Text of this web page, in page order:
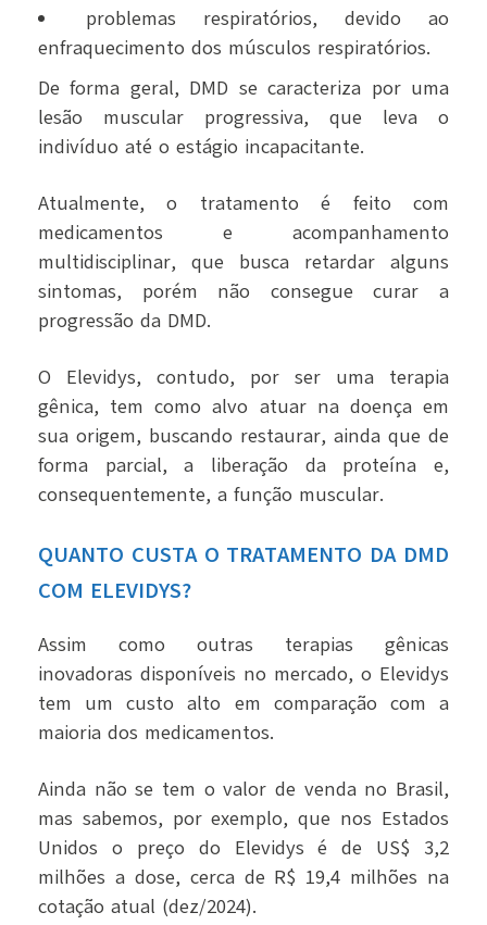
problemas respiratórios, devido ao
enfraquecimento dos músculos respiratórios.
De forma geral, DMD se caracteriza por uma
lesão muscular progressiva, que leva o
indivíduo até o estágio incapacitante.
Atualmente, o tratamento é feito com
medicamentos e acompanhamento
multidisciplinar, que busca retardar alguns
sintomas, porém não consegue curar a
progressão da DMD.
O Elevidys, contudo, por ser uma terapia
gênica, tem como alvo atuar na doença em
sua origem, buscando restaurar, ainda que de
forma parcial, a liberação da proteína e,
consequentemente, a função muscular.
QUANTO CUSTA O TRATAMENTO DA DMD
COM ELEVIDYS?
Assim como outras terapias gênicas
inovadoras disponíveis no mercado, o Elevidys
tem um custo alto em comparação com a
maioria dos medicamentos.
Ainda não se tem o valor de venda no Brasil,
mas sabemos, por exemplo, que nos Estados
Unidos o preço do Elevidys é de US$ 3,2
milhões a dose, cerca de R$ 19,4 milhões na
cotação atual (dez/2024).